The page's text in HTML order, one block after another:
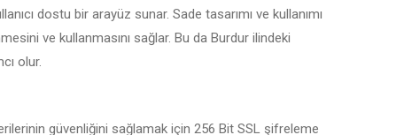
dostu bir arayüz sunar. Sade tasarımı ve kullanımı
ve kullanmasını sağlar. Bu da Burdur ilindeki
olur.
güvenliğini sağlamak için 256 Bit SSL şifreleme